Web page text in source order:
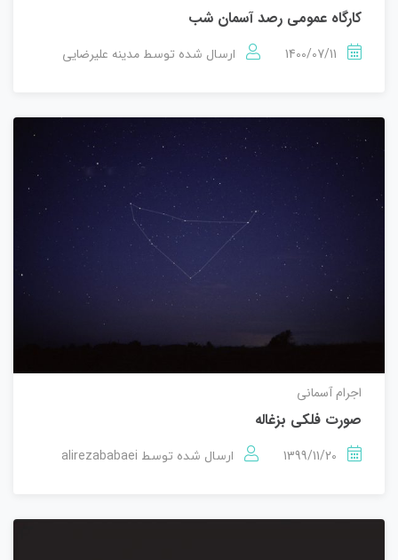
کارگاه عمومی رصد آسمان شب
1400/07/11 ارسال شده توسط مدینه علیرضایی
اجرام آسمانی
صورت فلکی بزغاله
1399/11/20 ارسال شده توسط alirezababaei